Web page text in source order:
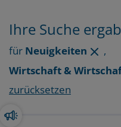
Ihre Suche
für Neuigkeiten
,
Wirtschaft &
zurücksetzen